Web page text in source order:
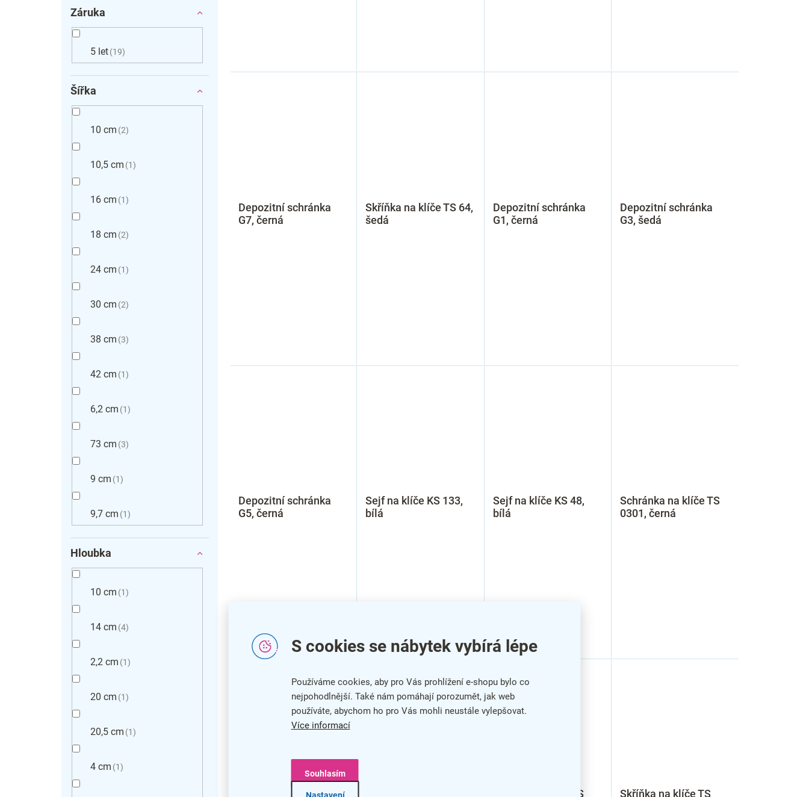
S cookies se nábytek vybírá lépe
Používáme cookies, aby pro Vás prohlížení e-shopu bylo co
nejpohodlnější. Také nám pomáhají porozumět, jak web
používáte, abychom ho pro Vás mohli neustále vylepšovat.
Více informací
Souhlasím
Záruka
5 let 19
Šířka
10 cm 2
10,5 cm 1
16 cm 1
18 cm 2
24 cm 1
30 cm 2
38 cm 3
42 cm 1
6,2 cm 1
73 cm 3
9 cm 1
9,7 cm 1
Hloubka
10 cm 1
14 cm 4
2,2 cm 1
20 cm 1
20,5 cm 1
4 cm 1
Depozitní schránka
G7, černá
Skříňka na klíče TS 64,
šedá
Depozitní schránka
G1, černá
Depozitní schránka
G3, šedá
Depozitní schránka
G5, černá
Sejf na klíče KS 133,
bílá
Sejf na klíče KS 48,
bílá
Schránka na klíče TS
0301, černá
Skříňka na klíče TS
Skříňka na klíče TS
Skříňka na klíče TS